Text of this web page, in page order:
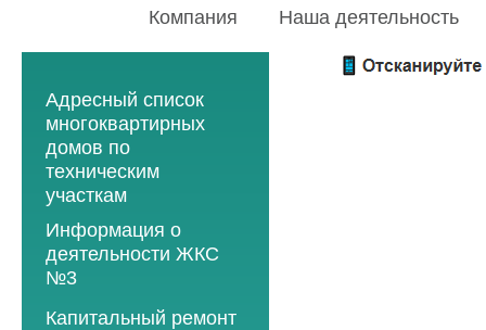
Компания Наша деятельность
Адресный список
многоквартирных
домов по
техническим
участкам
Информация о
деятельности ЖКС
№3
Программы
Капитальный ремонт